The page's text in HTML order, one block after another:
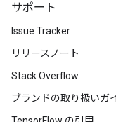
サポート
Issue Tracker
リリースノート
Stack Overflow
ブランドの取り扱いガ